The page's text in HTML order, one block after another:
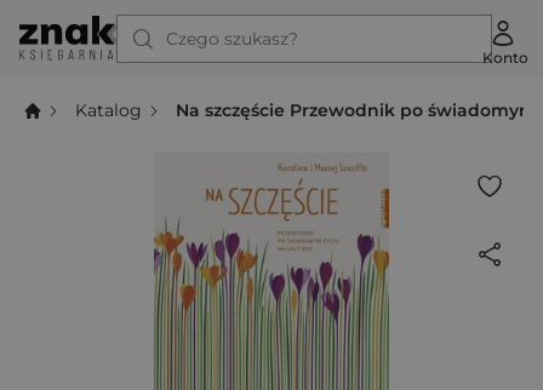
Czego szukasz?
Konto
Katalog Na szczęście Przewodnik po świadomym